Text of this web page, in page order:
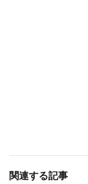
関連する記事